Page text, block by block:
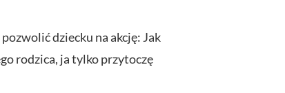
dziecku na akcję: Jak
rodzica, ja tylko przytoczę